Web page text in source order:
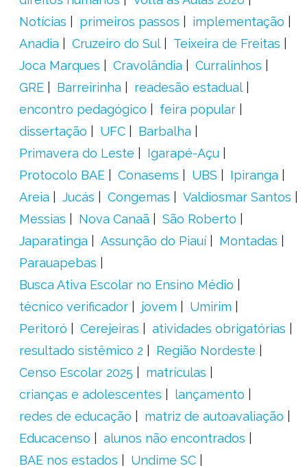
Notícias
primeiros passos
implementação
Anadia
Cruzeiro do Sul
Teixeira de Freitas
Joca Marques
Cravolândia
Curralinhos
GRE
Barreirinha
readesão estadual
encontro pedagógico
feira popular
dissertação
UFC
Barbalha
Primavera do Leste
Igarapé-Açu
Protocolo BAE
Conasems UBS
Ipiranga
Areia
Jucás Congemas
Valdiosmar Santos
Messias
Nova Canaã
São Roberto
Japaratinga
Assunção do Piauí
Montadas
Parauapebas
Busca Ativa Escolar no Ensino Médio
técnico verificador
jovem
Umirim
Peritoró
Cerejeiras
atividades obrigatórias
resultado sistêmico 2
Região Nordeste
Censo Escolar 2025
matrículas
crianças e adolescentes
lançamento
redes de educação
matriz de autoavaliação
Educacenso
alunos não encontrados
BAE nos estados
Undime SC